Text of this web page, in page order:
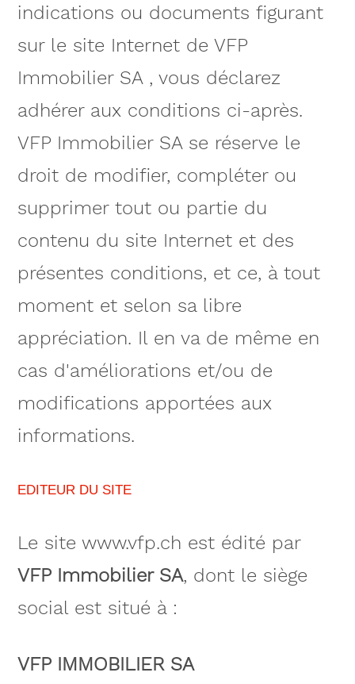
indications ou documents figurant
sur le site Internet de VFP
Immobilier SA , vous déclarez
adhérer aux conditions ci-après.
VFP Immobilier SA se réserve le
droit de modifier, compléter ou
supprimer tout ou partie du
contenu du site Internet et des
présentes conditions, et ce, à tout
moment et selon sa libre
appréciation. Il en va de même en
cas d'améliorations et/ou de
modifications apportées aux
informations.
EDITEUR DU SITE
Le site www.vfp.ch est édité par
VFP Immobilier SA, dont le siège
social est situé à :
VFP IMMOBILIER SA